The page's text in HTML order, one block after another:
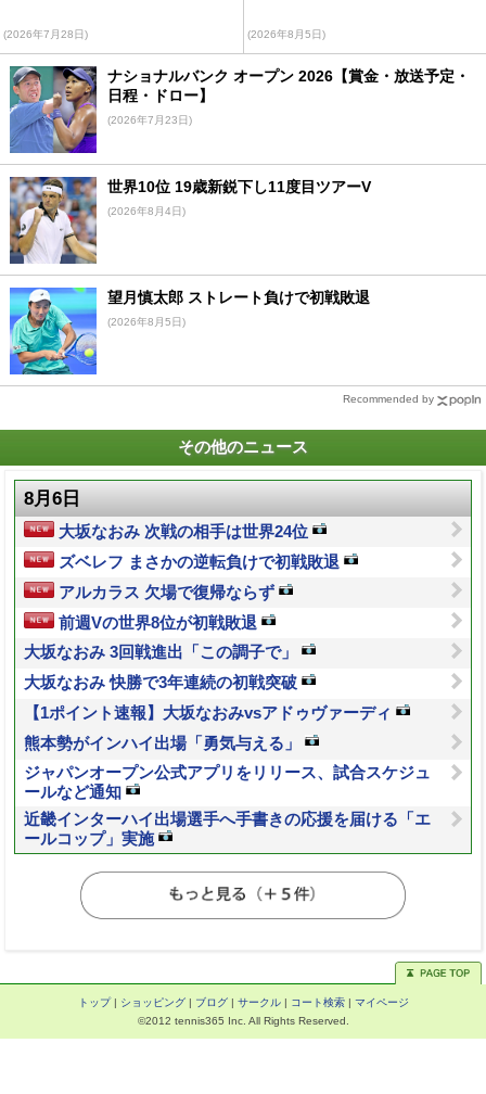
(2026年7月28日) (2026年8月5日)
ナショナルバンク オープン 2026【賞金・放送予定・
日程・ドロー】
(2026年7月23日)
世界10位 19歳新鋭下し11度目ツアーV
(2026年8月4日)
望月慎太郎 ストレート負けで初戦敗退
(2026年8月5日)
Recommended by
その他のニュース
8月6日
大坂なおみ 次戦の相手は世界24位
ズベレフ まさかの逆転負けで初戦敗退
アルカラス 欠場で復帰ならず
前週Vの世界8位が初戦敗退
大坂なおみ 3回戦進出「この調子で」
大坂なおみ 快勝で3年連続の初戦突破
【1ポイント速報】大坂なおみvsアドゥヴァーディ
熊本勢がインハイ出場「勇気与える」
ジャパンオープン公式アプリをリリース、試合スケジュ
ールなど通知
近畿インターハイ出場選手へ手書きの応援を届ける「エ
ールコップ」実施
トップ| ショッピング| ブログ| サークル| コート検索| マイページ
©2012 tennis365 Inc. All Rights Reserved.